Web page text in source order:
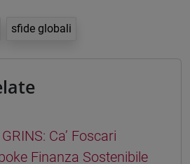
sfide globali
Ca’ Foscari
Finanza Sostenibile